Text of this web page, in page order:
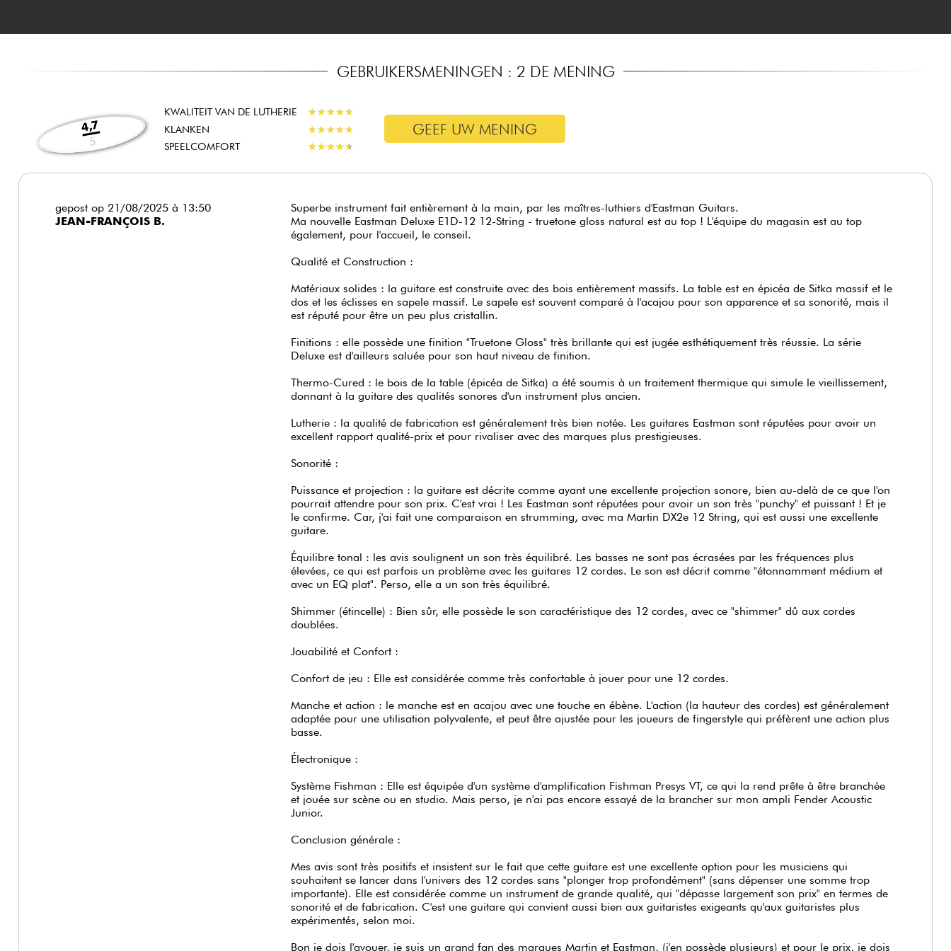
GEBRUIKERSMENINGEN : 2 DE MENING
4,7
5
KWALITEIT VAN DE LUTHERIE ★★★★★
★★★★★
KLANKEN
★★★★★
★★★★★
SPEELCOMFORT
★★★★★
★★★★★
GEEF UW MENING
gepost op 21/08/2025 à 13:50
JEAN-FRANÇOIS B.
Superbe instrument fait entièrement à la main, par les maîtres-luthiers d'Eastman Guitars.
Ma nouvelle Eastman Deluxe E1D-12 12-String - truetone gloss natural est au top ! L'équipe du magasin est au top
également, pour l'accueil, le conseil.
Qualité et Construction :
Matériaux solides : la guitare est construite avec des bois entièrement massifs. La table est en épicéa de Sitka massif et le
dos et les éclisses en sapele massif. Le sapele est souvent comparé à l'acajou pour son apparence et sa sonorité, mais il
est réputé pour être un peu plus cristallin.
Finitions : elle possède une finition "Truetone Gloss" très brillante qui est jugée esthétiquement très réussie. La série
Deluxe est d'ailleurs saluée pour son haut niveau de finition.
Thermo-Cured : le bois de la table (épicéa de Sitka) a été soumis à un traitement thermique qui simule le vieillissement,
donnant à la guitare des qualités sonores d'un instrument plus ancien.
Lutherie : la qualité de fabrication est généralement très bien notée. Les guitares Eastman sont réputées pour avoir un
excellent rapport qualité-prix et pour rivaliser avec des marques plus prestigieuses.
Sonorité :
Puissance et projection : la guitare est décrite comme ayant une excellente projection sonore, bien au-delà de ce que l'on
pourrait attendre pour son prix. C'est vrai ! Les Eastman sont réputées pour avoir un son très "punchy" et puissant ! Et je
le confirme. Car, j'ai fait une comparaison en strumming, avec ma Martin DX2e 12 String, qui est aussi une excellente
guitare.
Équilibre tonal : les avis soulignent un son très équilibré. Les basses ne sont pas écrasées par les fréquences plus
élevées, ce qui est parfois un problème avec les guitares 12 cordes. Le son est décrit comme "étonnamment médium et
avec un EQ plat". Perso, elle a un son très équilibré.
Shimmer (étincelle) : Bien sûr, elle possède le son caractéristique des 12 cordes, avec ce "shimmer" dû aux cordes
doublées.
Jouabilité et Confort :
Confort de jeu : Elle est considérée comme très confortable à jouer pour une 12 cordes.
Manche et action : le manche est en acajou avec une touche en ébène. L'action (la hauteur des cordes) est généralement
adaptée pour une utilisation polyvalente, et peut être ajustée pour les joueurs de fingerstyle qui préfèrent une action plus
basse.
Électronique :
Système Fishman : Elle est équipée d'un système d'amplification Fishman Presys VT, ce qui la rend prête à être branchée
et jouée sur scène ou en studio. Mais perso, je n'ai pas encore essayé de la brancher sur mon ampli Fender Acoustic
Junior.
Conclusion générale :
Mes avis sont très positifs et insistent sur le fait que cette guitare est une excellente option pour les musiciens qui
souhaitent se lancer dans l'univers des 12 cordes sans "plonger trop profondément" (sans dépenser une somme trop
importante). Elle est considérée comme un instrument de grande qualité, qui "dépasse largement son prix" en termes de
sonorité et de fabrication. C'est une guitare qui convient aussi bien aux guitaristes exigeants qu'aux guitaristes plus
expérimentés, selon moi.
Bon je dois l'avouer, je suis un grand fan des marques Martin et Eastman, (j'en possède plusieurs) et pour le prix, je dois